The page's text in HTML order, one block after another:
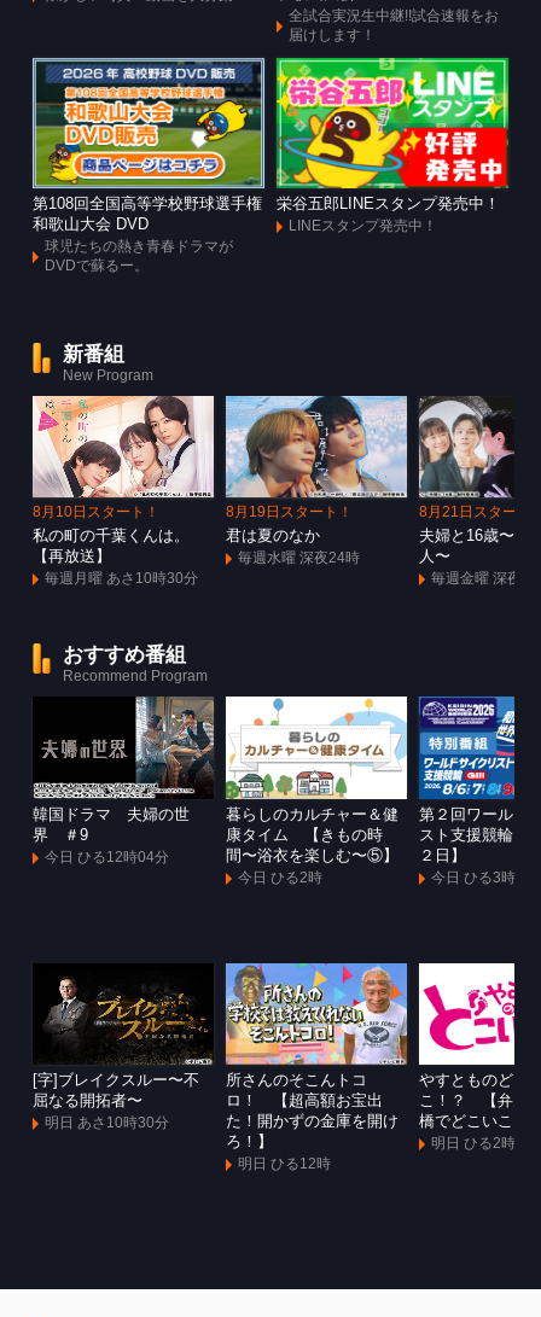
全試合実況生中継!!試合速報をお
届けします！
第108回全国高等学校野球選手権
和歌山大会 DVD
球児たちの熱き青春ドラマが
DVDで蘇るー。
栄谷五郎LINEスタンプ発売中！
LINEスタンプ発売中！
新番組
New Program
8月10日スタート！
私の町の千葉くんは。
【再放送】
毎週月曜 あさ10時30分
8月19日スタート！
君は夏のなか
毎週水曜 深夜24時
8月21日スタート
夫婦と16歳〜狂
人〜
毎週金曜 深夜1
おすすめ番組
Recommend Program
韓国ドラマ 夫婦の世
界 ＃9
今日 ひる12時04分
暮らしのカルチャー＆健
康タイム 【きもの時
間〜浴衣を楽しむ〜⑤】
今日 ひる2時
第２回ワールド
スト支援競輪
２日】
今日 ひる3時
[字]ブレイクスルー〜不
屈なる開拓者〜
明日 あさ10時30分
所さんのそこんトコ
ロ！ 【超高額お宝出
た！開かずの金庫を開け
ろ！】
明日 ひる12時
やすとものどこ
こ！？ 【弁天
橋でどこいこ！
明日 ひる2時